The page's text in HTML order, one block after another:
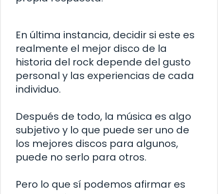
En última instancia, decidir si este es
realmente el mejor disco de la
historia del rock depende del gusto
personal y las experiencias de cada
individuo.
Después de todo, la música es algo
subjetivo y lo que puede ser uno de
los mejores discos para algunos,
puede no serlo para otros.
Pero lo que sí podemos afirmar es